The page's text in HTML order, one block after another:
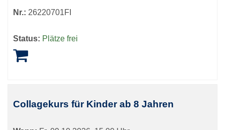
Nr.: 26220701FI
Status: Plätze frei
Collagekurs für Kinder ab 8 Jahren